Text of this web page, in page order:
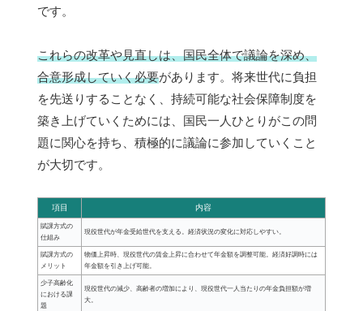
です。
これらの改革や見直しは、国民全体で議論を深め、
合意形成していく必要があります。将来世代に負担
を先送りすることなく、持続可能な社会保障制度を
築き上げていくためには、国民一人ひとりがこの問
題に関心を持ち、積極的に議論に参加していくこと
が大切です。
項目 内容
賦課方式の
仕組み
現役世代が年金受給世代を支える。経済状況の変化に対応しやすい。
賦課方式の
メリット
物価上昇時、現役世代の賃金上昇に合わせて年金額を調整可能。経済好調時には
年金額を引き上げ可能。
少子高齢化
における課
題
現役世代の減少、高齢者の増加により、現役世代一人当たりの年金負担額が増
大。